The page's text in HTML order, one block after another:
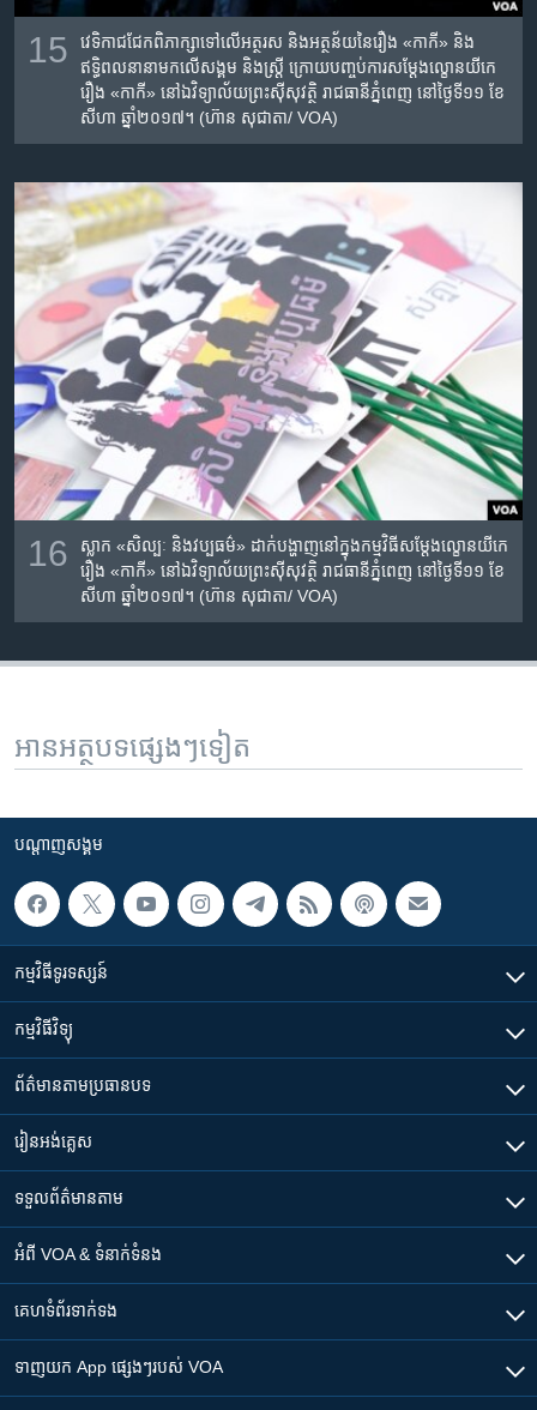
15
វេទិកា​ជជែក​ពិភាក្សា​ទៅលើ​អត្ថរស​ និង​អត្ថន័យ​នៃ​រឿង​ «កាកី» និង​
ឥទ្ធិពល​នានា​មកលើ​សង្គម​ និង​ស្ត្រី ក្រោយ​បញ្ចប់​ការ​សម្តែង​ល្ខោន​យីកេ​
រឿង​ «កាកី»​ នៅ​ឯ​វិទ្យាល័យ​ព្រះស៊ីសុវត្ថិ​ រាជធានី​ភ្នំពេញ​ នៅថ្ងៃ​ទី១១​ ខែ​
សីហា​ ឆ្នាំ​២០១៧។ (ហ៊ាន សុជាតា/ VOA)
16
ស្លាក​ «​សិល្បៈ​ និង​វប្បធម៌»​ ដាក់បង្ហាញ​នៅក្នុង​កម្មវិធី​សម្តែង​​ល្ខោន​យីកេ​
រឿង​ «កាកី»​ នៅ​ឯ​វិទ្យាល័យ​ព្រះស៊ីសុវត្ថិ​ រាជធានី​ភ្នំពេញ​ នៅថ្ងៃ​ទី១១​ ខែ​
សីហា​ ឆ្នាំ​២០១៧។ (ហ៊ាន សុជាតា/ VOA)
អានអត្ថបទផ្សេងៗទៀត
បណ្តាញ​សង្គម
កម្មវិធី​ទូរទស្សន៍
កម្មវិធី​វិទ្យុ
ព័ត៌មាន​តាមប្រធានបទ​
រៀន​​អង់គ្លេស
ទទួល​ព័ត៌មាន​តាម
អំពី​ VOA & ទំនាក់ទំនង
គេហទំព័រ​​ទាក់ទង
ទាញយក​ App ផ្សេងៗ​របស់​ VOA